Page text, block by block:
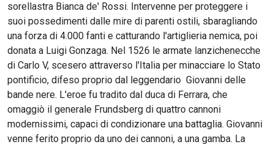
sorellastra Bianca de' Rossi. Intervenne per proteggere i
suoi possedimenti dalle mire di parenti ostili, sbaragliando
una forza di 4.000 fanti e catturando l'artiglieria nemica, poi
donata a Luigi Gonzaga. Nel 1526 le armate lanzichenecche
di Carlo V, scesero attraverso l'Italia per minacciare lo Stato
pontificio, difeso proprio dal leggendario Giovanni delle
bande nere. L'eroe fu tradito dal duca di Ferrara, che
omaggiò il generale Frundsberg di quattro cannoni
modernissimi, capaci di condizionare una battaglia. Giovanni
venne ferito proprio da uno dei cannoni, a una gamba. La